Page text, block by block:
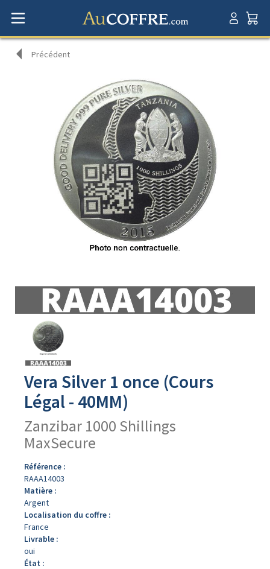
Précédent
produit
Vera Silver 1 once (Cours
Légal - 40MM)
Zanzibar 1000 Shillings
MaxSecure
Référence :
RAAA14003
Matière :
Argent
Localisation du coffre :
France
Livrable :
oui
État :